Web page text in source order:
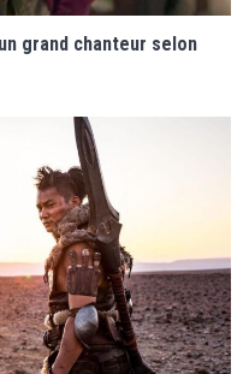
grand chanteur selon